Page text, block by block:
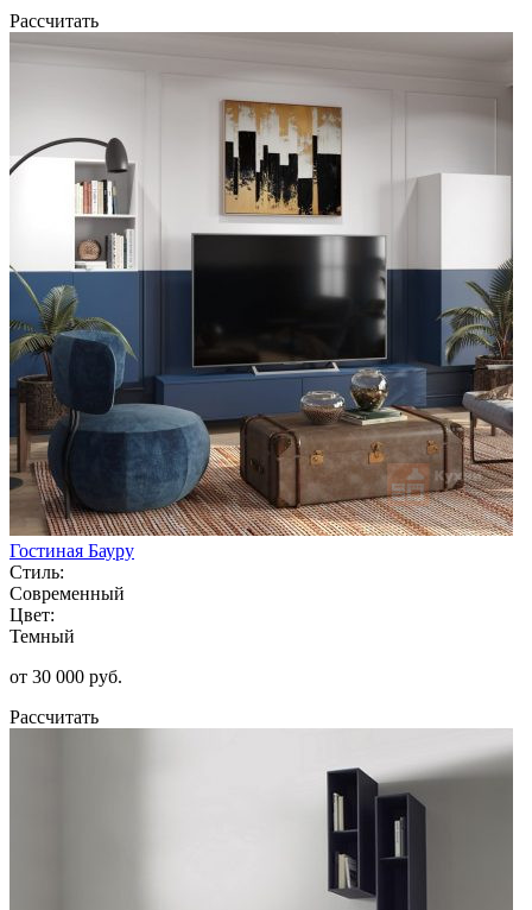
Рассчитать
Гостиная Бауру
Стиль:
Современный
Цвет:
Темный
от 30 000 руб.
Рассчитать